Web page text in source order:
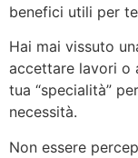
benefici utili per
Hai mai vissuto
accettare lavori o
tua “specialità”
necessità.
Non essere